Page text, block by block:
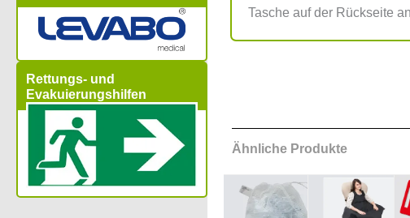
Rettungs- und
Evakuierungshilfen
Tasche auf der Rückseite
Ähnliche Produkte